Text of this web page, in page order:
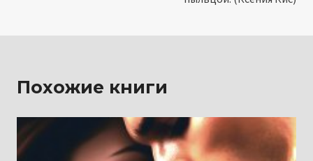
Похожие книги